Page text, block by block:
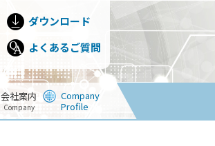
ダウンロード
よくあるご質問
会社案内
Company
Company
Profile